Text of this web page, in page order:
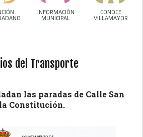
INFORMACIÓN
MUNICIPAL
CONOCE
VILLAMAYOR
del Transporte
las paradas de Calle San
Constitución.